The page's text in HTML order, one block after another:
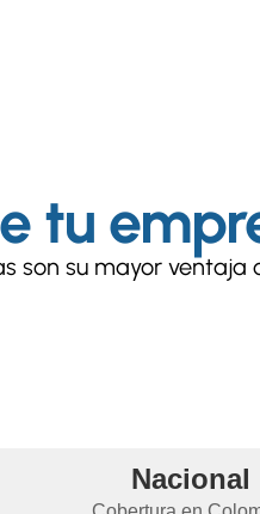
tu
son su mayor ventaja
Nacional